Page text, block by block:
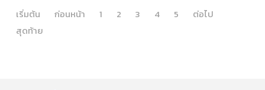
เริ่มต้น ก่อนหน้า 1 2 3 4 5
ต่อไป
สุดท้าย